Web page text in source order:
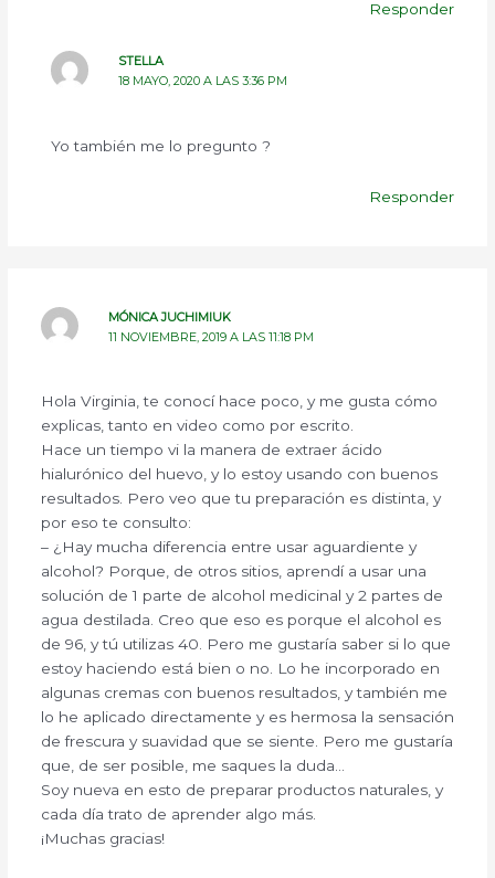
Responder
STELLA
18 MAYO, 2020 A LAS 3:36 PM
Yo también me lo pregunto ?
Responder
MÓNICA JUCHIMIUK
11 NOVIEMBRE, 2019 A LAS 11:18 PM
Hola Virginia, te conocí hace poco, y me gusta cómo
explicas, tanto en video como por escrito.
Hace un tiempo vi la manera de extraer ácido
hialurónico del huevo, y lo estoy usando con buenos
resultados. Pero veo que tu preparación es distinta, y
por eso te consulto:
– ¿Hay mucha diferencia entre usar aguardiente y
alcohol? Porque, de otros sitios, aprendí a usar una
solución de 1 parte de alcohol medicinal y 2 partes de
agua destilada. Creo que eso es porque el alcohol es
de 96, y tú utilizas 40. Pero me gustaría saber si lo que
estoy haciendo está bien o no. Lo he incorporado en
algunas cremas con buenos resultados, y también me
lo he aplicado directamente y es hermosa la sensación
de frescura y suavidad que se siente. Pero me gustaría
que, de ser posible, me saques la duda…
Soy nueva en esto de preparar productos naturales, y
cada día trato de aprender algo más.
¡Muchas gracias!